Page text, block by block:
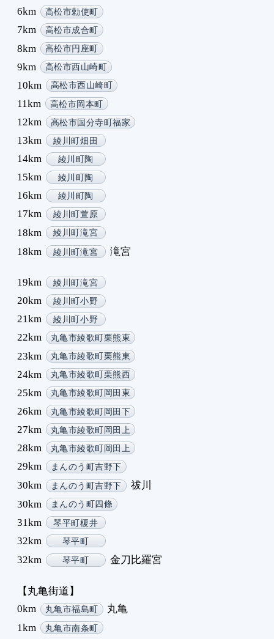
6km 高松市勅使町
7km 高松市成合町
8km 高松市円座町
9km 高松市西山崎町
10km 高松市西山崎町
11km 高松市岡本町
12km 高松市国分寺町福家
13km 綾川町畑田
14km 綾川町陶
15km 綾川町陶
16km 綾川町陶
17km 綾川町萱原
18km 綾川町滝宮
18km 綾川町滝宮 滝宮
19km 綾川町滝宮
20km 綾川町小野
21km 綾川町小野
22km 丸亀市綾歌町栗熊東
23km 丸亀市綾歌町栗熊東
24km 丸亀市綾歌町栗熊西
25km 丸亀市綾歌町岡田東
26km 丸亀市綾歌町岡田下
27km 丸亀市綾歌町岡田上
28km 丸亀市綾歌町岡田上
29km まんのう町吉野下
30km まんのう町吉野下
祓川
30km
まんのう町四條
31km 琴平町榎井
32km 琴平町
32km 琴平町 金刀比羅宮
【丸亀街道】
0km
丸亀市福島町
丸亀
1km
丸亀市南条町